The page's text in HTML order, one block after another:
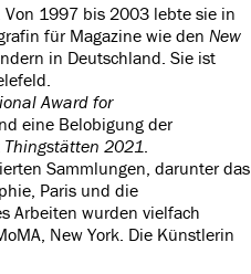
1997 bis 2003 lebte sie in
für Magazine wie den New
in Deutschland. Sie ist
Award for
eine Belobigung der
Thingstätten 2021
Sammlungen, darunter das
Paris und die
Arbeiten wurden vielfach
New York. Die Künstlerin